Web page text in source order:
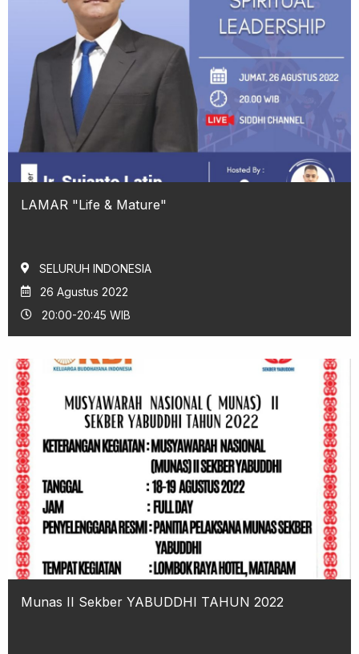
LAMAR "Life & Mature"
SELURUH INDONESIA
26 Agustus 2022
20:00-20:45 WIB
Munas II Sekber YABUDDHI TAHUN 2022